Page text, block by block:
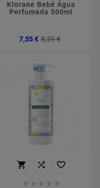
Klorane Bebé Água
Perfumada 500ml
7,55 € 8,39 €
  
    